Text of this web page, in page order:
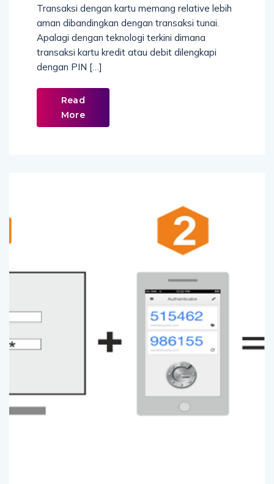
Transaksi dengan kartu memang relative lebih
aman dibandingkan dengan transaksi tunai.
Apalagi dengan teknologi terkini dimana
transaksi kartu kredit atau debit dilengkapi
dengan PIN […]
Read
More